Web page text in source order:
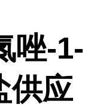
唑-1-
供应